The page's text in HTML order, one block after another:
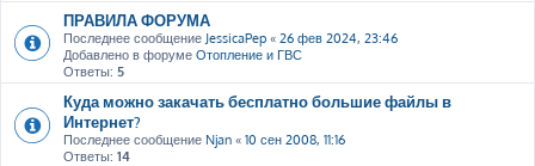
ПРАВИЛА ФОРУМА
Последнее сообщение JessicaPep « 26 фев 2024, 23:46
Добавлено в форуме Отопление и ГВС
Ответы: 5
Куда можно закачать бесплатно большие файлы в
Интернет?
Последнее сообщение Njan « 10 сен 2008, 11:16
Ответы: 14